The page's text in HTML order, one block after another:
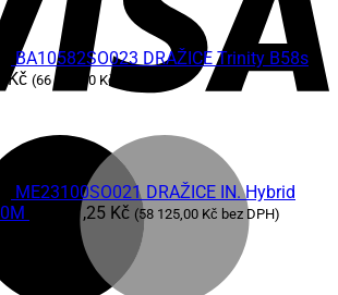
BA10582SO023 DRAŽICE Trinity B58s
Kč (66 214,00 Kč
ME23100SO021 DRAŽICE IN. Hybrid
70 331,25 Kč (58 125,00 Kč bez DPH)